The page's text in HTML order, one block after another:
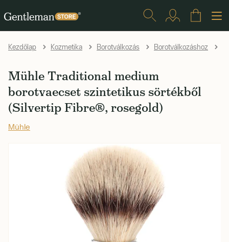
Kezdőlap Kozmetika Borotválkozás Borotválkozáshoz
Mühle Traditional medium
borotvaecset szintetikus sörtékből
(Silvertip Fibre®, rosegold)
Mühle